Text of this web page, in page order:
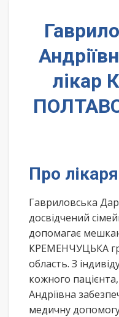
лікар
Про лікаря
Гавриловська
досвідчений
допомагає
КРЕМЕНЧУЦЬКА
область. З
кожного
Андріївна
медичну допомогу